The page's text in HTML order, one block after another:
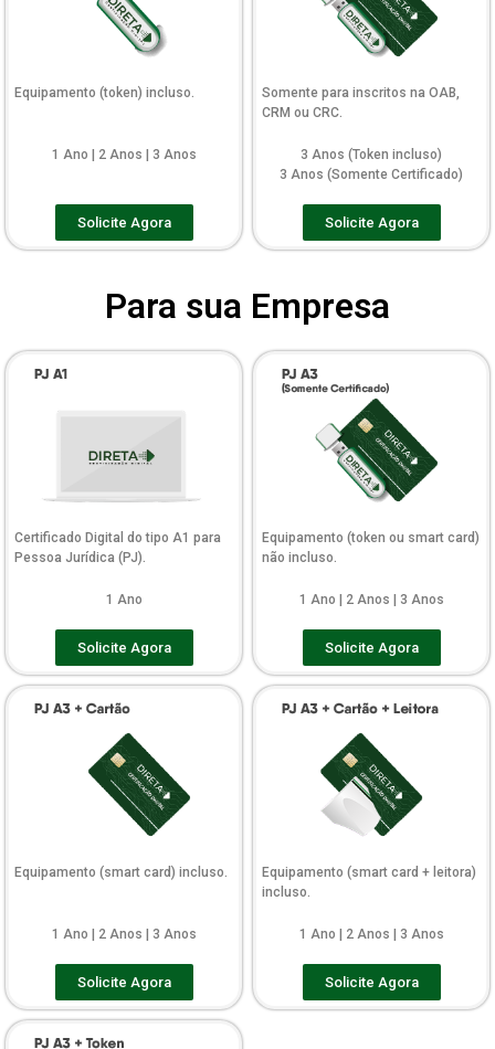
Equipamento (token) incluso.
1 Ano | 2 Anos | 3 Anos
Solicite Agora
Somente para inscritos na OAB,
CRM ou CRC.
3 Anos (Token incluso)
3 Anos (Somente Certificado)
Solicite Agora
Para sua Empresa
Certificado Digital do tipo A1 para
Pessoa Jurídica (PJ).
1 Ano
Solicite Agora
Equipamento (token ou smart card)
não incluso.
1 Ano | 2 Anos | 3 Anos
Solicite Agora
Equipamento (smart card) incluso.
1 Ano | 2 Anos | 3 Anos
Solicite Agora
Equipamento (smart card + leitora)
incluso.
1 Ano | 2 Anos | 3 Anos
Solicite Agora